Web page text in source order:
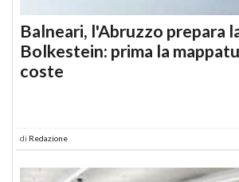
Balneari, l'Abruzzo prepara
Bolkestein: prima la
coste
di Redazione